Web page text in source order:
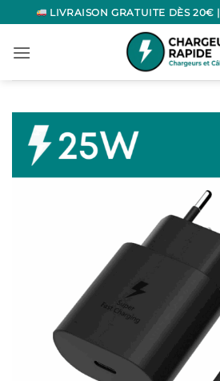
Passer
au
contenu
LIVRAISON GRATUITE DÈS 20€ |